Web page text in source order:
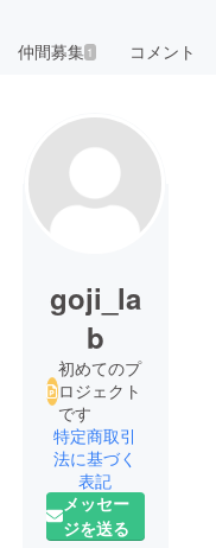
仲間募集 1 コメント
goji_la
b
初めてのプ
ロジェクト
です
特定商取引
法に基づく
表記
メッセー
ジを送る